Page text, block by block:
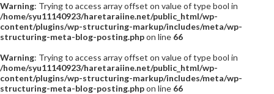
Warning: Trying to access array offset on value of type bool in
/home/syu11140923/haretaraiine.net/public_html/wp-
content/plugins/wp-structuring-markup/includes/meta/wp-
structuring-meta-blog-posting.phpon line 66
Warning: Trying to access array offset on value of type bool in
/home/syu11140923/haretaraiine.net/public_html/wp-
content/plugins/wp-structuring-markup/includes/meta/wp-
structuring-meta-blog-posting.phpon line 66